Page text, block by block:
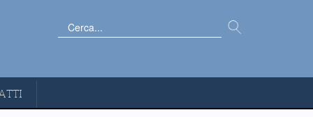
Cerca...